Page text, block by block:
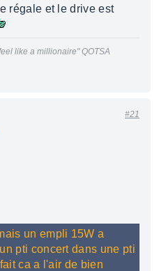
régale et le drive est
like a millionaire" QOTSA
#21
un empli 15W a
pti concert dans une pti
ca a l'air de bien